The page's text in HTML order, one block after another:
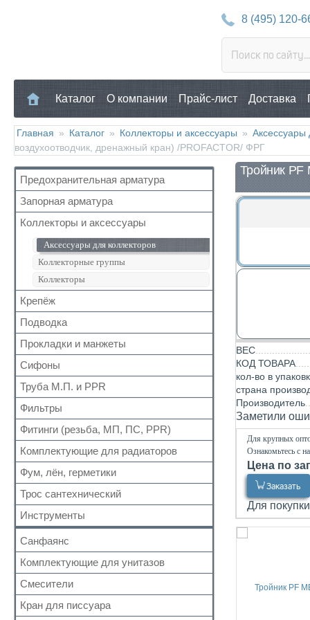
8 (495) 120-
Каталог О компании Прайс-лист Доставка
Главная » Каталог » Коллекторы и аксессуары » Аксессуары
воздухоотводчик, дренажный кран) /PROFACTOR/ ФРГ
Предохранительная арматура
Воздухоотводчик
Клапан предохранительный
Манометр/Термометр
Обратный клапан
Регулятор давления
Кран Маевского
Группы безопасности
Запорная арматура
Кран шаровый для воды
Кран с американкой
Краны прочие
Краны для бытовой техники
Для радиаторов
Дачные краны
Кран шаровый для газа
Запчасти для кранов
Коллекторы и аксессуары
Аксессуары для коллекторов
Коллекторные группы
Коллекторы
Крепёж
Для труб
Для радиатора
Прочий
Подводка
Газ
Газ сильфон
Вода
Вода сильфон
Вода гигант
к смесителю
к смесителю сильфон
Медь
Шланги для стиральных и посудомоечных
машин
Прокладки и манжеты
Прокладки
Для радиаторов
Сальники
Манжеты для канализационных труб
Наборы
Сифоны
Выпуск
Донный клапан
Колено
Сифон
Обвязка для ванн
Трапы
Трубка
Гофра для сифона
Труба М.П. и PPR
Металлопластиковая
Полипропиленовая
Фильтры
Для обратного клапана
Косой
Прямой
Самопромывной
Другие
Фитинги (резьба, МП, ПС, PPR)
Резьбовые
Для МП труб
Для PPR труб
Для полотенцесушителей
Комплектующие для радиаторов
Наборы
Комплектующие
Краны Маевского
Кронштейны
Фум, лён, герметики
ФУМ
Нить
Лён
Паста, Герметик, Клей
Трос сантехнический
Инструменты
Санфаянс
Унитазы
Биде
Раковины
Комплектующие для унитазов
Арматура бачка (комплект)
Сливная колонка
Смесители
Кран монокомандный
Кран для писсуара
Тройник PF
ВЕС
КОД ТОВАРА
кол-во в
страна
Производитель
Заметили
Для крупных
Ознакомьтесь с
Цена по
Заказать
Для